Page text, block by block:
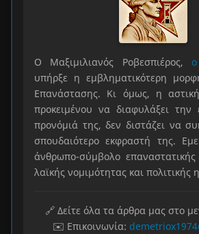
Ο Μαξιμιλιανός Ροβεσπιέρος,
υπήρξε η εμβληματικότερη
Επανάστασης. Κι όμως, η
προκειμένου να διαφυλάξει την
προνόμιά της, δεν διστάζει να
σπουδαιότερο εκφραστή της.
άνθρωπο-σύμβολο
λαϊκής νομιμότητας και πολιτικής
🔗 Δείτε όλα τα άρθρα μας στο
✉️ Επικοινωνία: